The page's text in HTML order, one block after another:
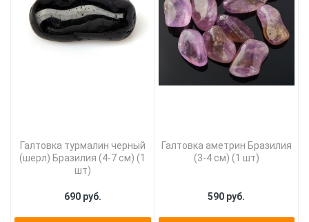
Галтовка турмалин черный
(шерл) Бразилия (4-7 см) (1
шт)
690 руб.
Галтовка аметрин Бразилия
(3-4 см) (1 шт)
590 руб.